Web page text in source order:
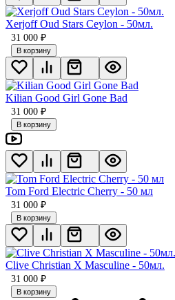
Xerjoff Oud Stars Ceylon - 50мл.
31 000 ₽
В корзину
Kilian Good Girl Gone Bad
31 000 ₽
В корзину
Tom Ford Electric Cherry - 50 мл
31 000 ₽
В корзину
Clive Christian X Masculine - 50мл.
31 000 ₽
В корзину